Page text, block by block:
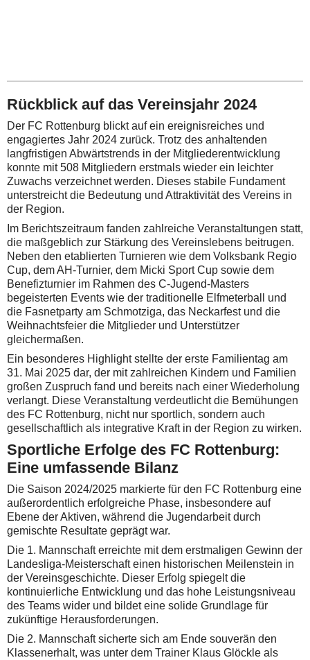
Rückblick auf das Vereinsjahr 2024
Der FC Rottenburg blickt auf ein ereignisreiches und
engagiertes Jahr 2024 zurück. Trotz des anhaltenden
langfristigen Abwärtstrends in der Mitgliederentwicklung
konnte mit 508 Mitgliedern erstmals wieder ein leichter
Zuwachs verzeichnet werden. Dieses stabile Fundament
unterstreicht die Bedeutung und Attraktivität des Vereins in
der Region.
Im Berichtszeitraum fanden zahlreiche Veranstaltungen statt,
die maßgeblich zur Stärkung des Vereinslebens beitrugen.
Neben den etablierten Turnieren wie dem Volksbank Regio
Cup, dem AH-Turnier, dem Micki Sport Cup sowie dem
Benefizturnier im Rahmen des C-Jugend-Masters
begeisterten Events wie der traditionelle Elfmeterball und
die Fasnetparty am Schmotziga, das Neckarfest und die
Weihnachtsfeier die Mitglieder und Unterstützer
gleichermaßen.
Ein besonderes Highlight stellte der erste Familientag am
31. Mai 2025 dar, der mit zahlreichen Kindern und Familien
großen Zuspruch fand und bereits nach einer Wiederholung
verlangt. Diese Veranstaltung verdeutlicht die Bemühungen
des FC Rottenburg, nicht nur sportlich, sondern auch
gesellschaftlich als integrative Kraft in der Region zu wirken.
Sportliche Erfolge des FC Rottenburg:
Eine umfassende Bilanz
Die Saison 2024/2025 markierte für den FC Rottenburg eine
außerordentlich erfolgreiche Phase, insbesondere auf
Ebene der Aktiven, während die Jugendarbeit durch
gemischte Resultate geprägt war.
Die 1. Mannschaft erreichte mit dem erstmaligen Gewinn der
Landesliga-Meisterschaft einen historischen Meilenstein in
der Vereinsgeschichte. Dieser Erfolg spiegelt die
kontinuierliche Entwicklung und das hohe Leistungsniveau
des Teams wider und bildet eine solide Grundlage für
zukünftige Herausforderungen.
Die 2. Mannschaft sicherte sich am Ende souverän den
Klassenerhalt, was unter dem Trainer Klaus Glöckle als